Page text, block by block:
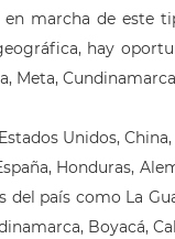
marcha de este
hay
Meta,
Unidos,
Honduras,
del país como La
Boyacá,